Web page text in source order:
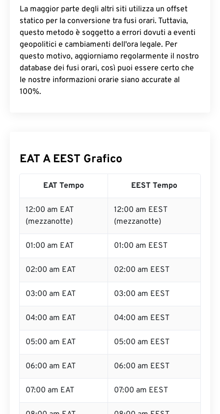
La maggior parte degli altri siti utilizza un offset
statico per la conversione tra fusi orari. Tuttavia,
questo metodo è soggetto a errori dovuti a eventi
geopolitici e cambiamenti dell'ora legale. Per
questo motivo, aggiorniamo regolarmente il nostro
database dei fusi orari, così puoi essere certo che
le nostre informazioni orarie siano accurate al
100%.
EAT A EEST Grafico
EAT Tempo EEST Tempo
12:00 am EAT
(mezzanotte)
12:00 am EEST
(mezzanotte)
01:00 am EAT 01:00 am EEST
02:00 am EAT 02:00 am EEST
03:00 am EAT 03:00 am EEST
04:00 am EAT 04:00 am EEST
05:00 am EAT 05:00 am EEST
06:00 am EAT 06:00 am EEST
07:00 am EAT 07:00 am EEST